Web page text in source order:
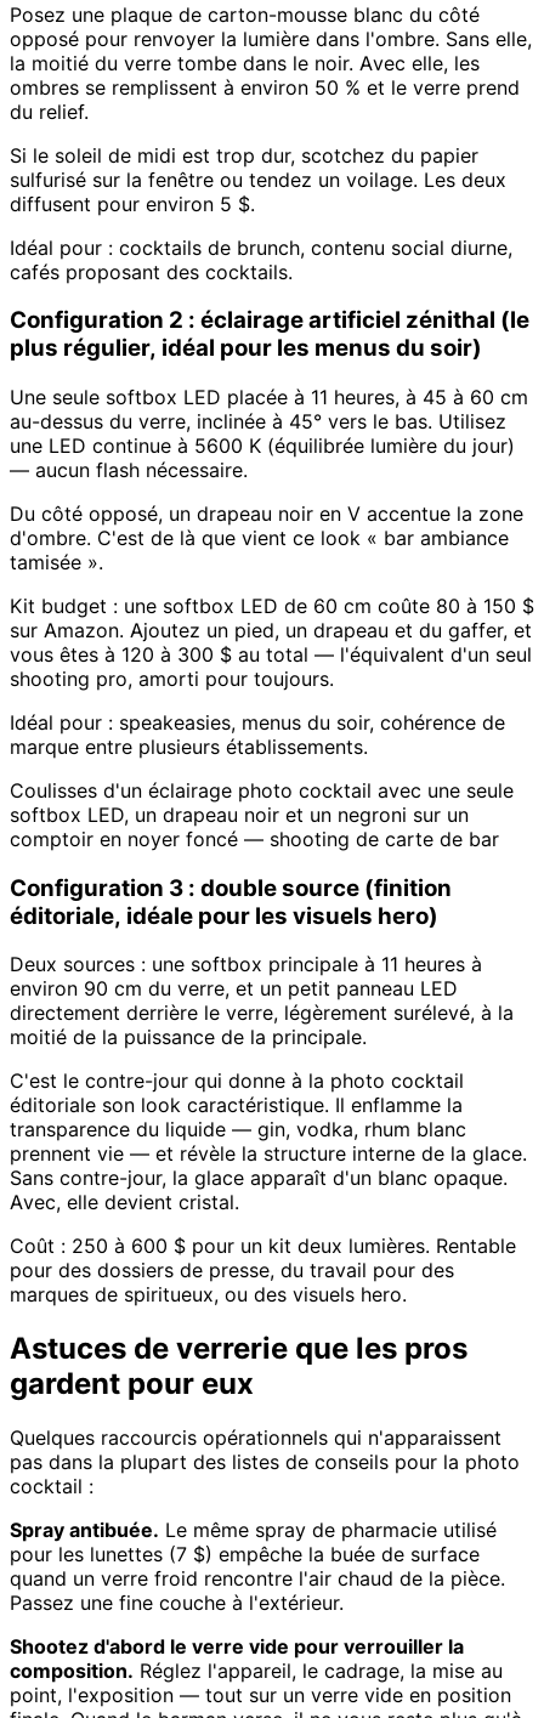
Posez une plaque de carton-mousse blanc du côté
opposé pour renvoyer la lumière dans l'ombre. Sans elle,
la moitié du verre tombe dans le noir. Avec elle, les
ombres se remplissent à environ 50 % et le verre prend
du relief.
Si le soleil de midi est trop dur, scotchez du papier
sulfurisé sur la fenêtre ou tendez un voilage. Les deux
diffusent pour environ 5 $.
Idéal pour : cocktails de brunch, contenu social diurne,
cafés proposant des cocktails.
Configuration 2 : éclairage artificiel zénithal (le
plus régulier, idéal pour les menus du soir)
Une seule softbox LED placée à 11 heures, à 45 à 60 cm
au-dessus du verre, inclinée à 45° vers le bas. Utilisez
une LED continue à 5600 K (équilibrée lumière du jour)
— aucun flash nécessaire.
Du côté opposé, un drapeau noir en V accentue la zone
d'ombre. C'est de là que vient ce look « bar ambiance
tamisée ».
Kit budget : une softbox LED de 60 cm coûte 80 à 150 $
sur Amazon. Ajoutez un pied, un drapeau et du gaffer, et
vous êtes à 120 à 300 $ au total — l'équivalent d'un seul
shooting pro, amorti pour toujours.
Idéal pour : speakeasies, menus du soir, cohérence de
marque entre plusieurs établissements.
Coulisses d'un éclairage photo cocktail avec une seule
softbox LED, un drapeau noir et un negroni sur un
comptoir en noyer foncé — shooting de carte de bar
Configuration 3 : double source (finition
éditoriale, idéale pour les visuels hero)
Deux sources : une softbox principale à 11 heures à
environ 90 cm du verre, et un petit panneau LED
directement derrière le verre, légèrement surélevé, à la
moitié de la puissance de la principale.
C'est le contre-jour qui donne à la photo cocktail
éditoriale son look caractéristique. Il enflamme la
transparence du liquide — gin, vodka, rhum blanc
prennent vie — et révèle la structure interne de la glace.
Sans contre-jour, la glace apparaît d'un blanc opaque.
Avec, elle devient cristal.
Coût : 250 à 600 $ pour un kit deux lumières. Rentable
pour des dossiers de presse, du travail pour des
marques de spiritueux, ou des visuels hero.
Astuces de verrerie que les pros
gardent pour eux
Quelques raccourcis opérationnels qui n'apparaissent
pas dans la plupart des listes de conseils pour la photo
cocktail :
Spray antibuée. Le même spray de pharmacie utilisé
pour les lunettes (7 $) empêche la buée de surface
quand un verre froid rencontre l'air chaud de la pièce.
Passez une fine couche à l'extérieur.
Shootez d'abord le verre vide pour verrouiller la
composition. Réglez l'appareil, le cadrage, la mise au
point, l'exposition — tout sur un verre vide en position